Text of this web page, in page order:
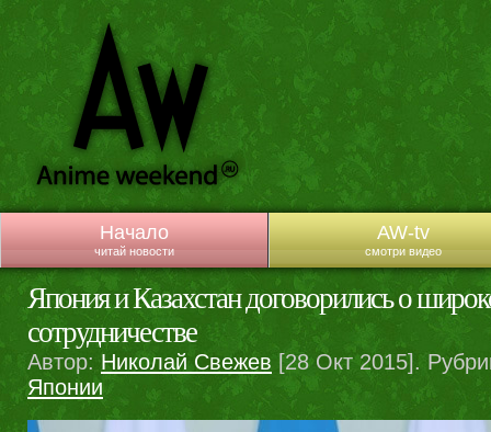
Начало
читай новости
AW-tv
смотри видео
Япония и Казахстан договорились о
сотрудничестве
Автор: Николай Свежев [28 Окт 2015].
Японии